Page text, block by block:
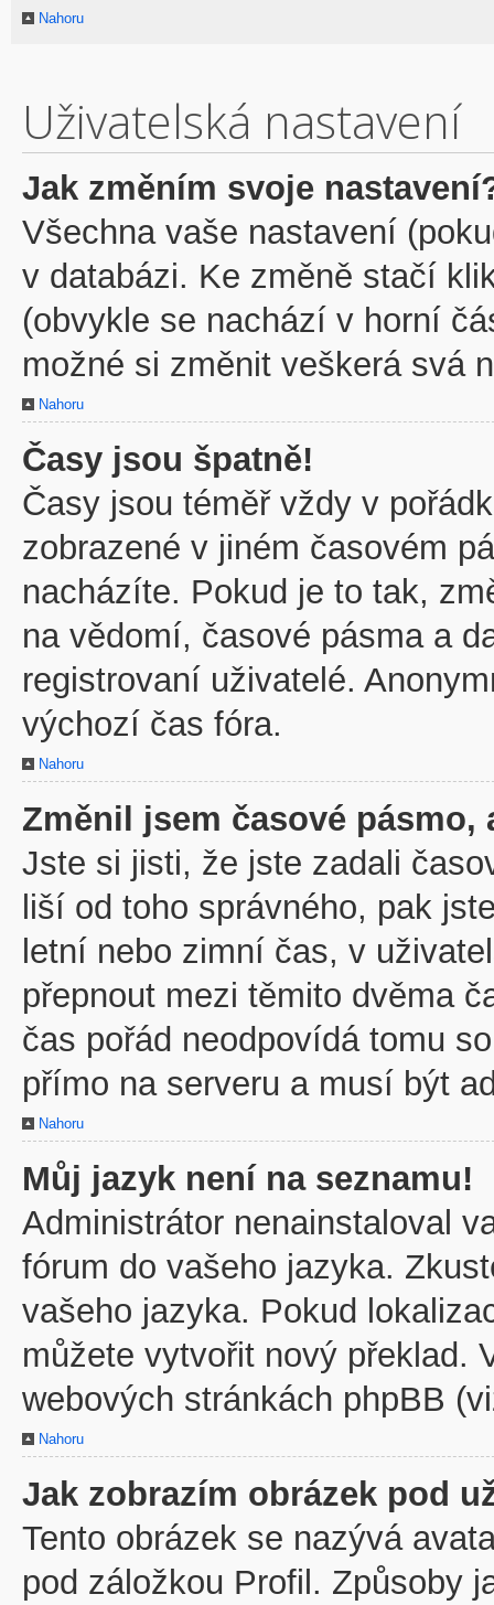
Nahoru
Uživatelská nastavení
Jak změním svoje
Všechna vaše nastavení
v databázi. Ke změně stačí
(obvykle se nachází v horní
možné si změnit veškerá svá
Nahoru
Časy jsou špatně!
Časy jsou téměř vždy v
zobrazené v jiném časovém
nacházíte. Pokud je to tak,
na vědomí, časové pásma a
registrovaní uživatelé.
výchozí čas fóra.
Nahoru
Změnil jsem časové pásmo,
Jste si jisti, že jste zadali
liší od toho správného, pak
letní nebo zimní čas, v
přepnout mezi těmito dvěma
čas pořád neodpovídá tomu
přímo na serveru a musí být
Nahoru
Můj jazyk není na seznamu!
Administrátor nenainstaloval
fórum do vašeho jazyka.
vašeho jazyka. Pokud
můžete vytvořit nový překlad.
webových stránkách phpBB
Nahoru
Jak zobrazím obrázek pod
Tento obrázek se nazývá
pod záložkou Profil. Způsoby